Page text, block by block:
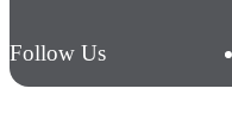
Follow Us